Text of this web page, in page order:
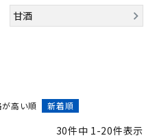
甘酒
高い順 新着順
30件中 1 -20件表示